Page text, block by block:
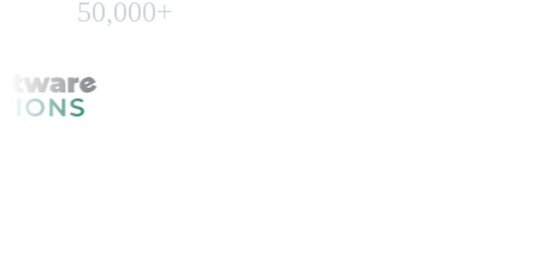
50,000+